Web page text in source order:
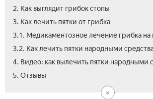
2. Как выглядит грибок стопы
3. Как лечить пятки от грибка
3.1. Медикаментозное лечение грибка на
3.2. Как лечить пятки народными
4. Видео: как вылечить пятки народными
5. Отзывы